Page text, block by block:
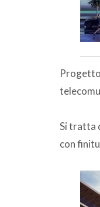
Si tratta
con